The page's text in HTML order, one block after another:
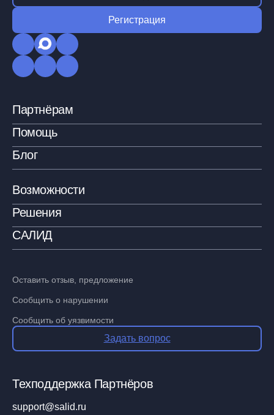
Регистрация
Партнёрам
Помощь
Блог
Возможности
Решения
САЛИД
Оставить отзыв, предложение
Сообщить о нарушении
Сообщить об уязвимости
Задать вопрос
Техподдержка Партнёров
support@salid.ru